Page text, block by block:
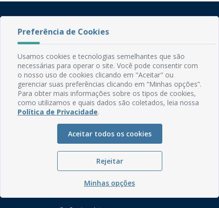
Rua do Imperador, 78, Centro
CEP: 58.280-000 - Mamanguape/PB
Fone: (83) 3292-2246
Email: comunicacao@mamanguape.pb.gov.br
Expediente: Segunda à Sexta, das 08h às 13h
Mapa do Site
Perguntas frequentes
Manual de Navegação
Glossário
Preferência de Cookies
Usamos cookies e tecnologias semelhantes que são
necessárias para operar o site. Você pode consentir com
o nosso uso de cookies clicando em "Aceitar" ou
gerenciar suas preferências clicando em “Minhas opções”.
Para obter mais informações sobre os tipos de cookies,
como utilizamos e quais dados são coletados, leia nossa
Política de Privacidade.
Aceitar todos os cookies
Rejeitar
Minhas opções